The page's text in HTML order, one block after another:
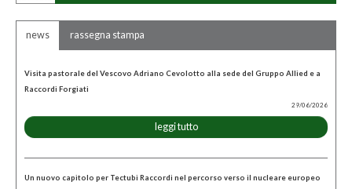
news rassegna stampa
Visita pastorale del Vescovo Adriano Cevolotto alla sede del Gruppo Allied e a
Raccordi Forgiati
29/06/2026
leggi tutto
Un nuovo capitolo per Tectubi Raccordi nel percorso verso il nucleare europeo